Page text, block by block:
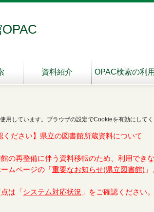
資料紹介 OPAC検索の利
用しています。ブラウザの設定でCookieを有効にしてく
ください】県立の図書館所蔵資料について
の再整備に伴う資料移転のため、利用でき
ムページの「 重要なお知らせ(県立図書館)
は「 システム対応状況 」をご確認ください。